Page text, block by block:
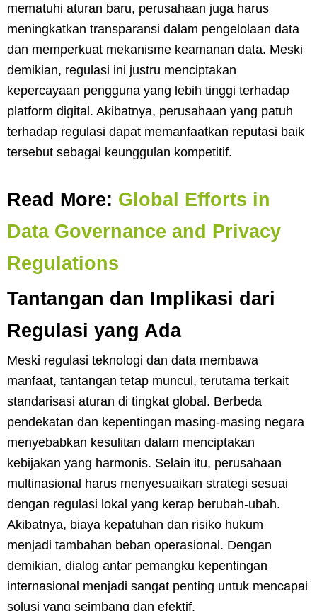
mematuhi aturan baru, perusahaan juga harus
meningkatkan transparansi dalam pengelolaan data
dan memperkuat mekanisme keamanan data. Meski
demikian, regulasi ini justru menciptakan
kepercayaan pengguna yang lebih tinggi terhadap
platform digital. Akibatnya, perusahaan yang patuh
terhadap regulasi dapat memanfaatkan reputasi baik
tersebut sebagai keunggulan kompetitif.
Read More: Global Efforts in
Data Governance and Privacy
Regulations
Tantangan dan Implikasi dari
Regulasi yang Ada
Meski regulasi teknologi dan data membawa
manfaat, tantangan tetap muncul, terutama terkait
standarisasi aturan di tingkat global. Berbeda
pendekatan dan kepentingan masing-masing negara
menyebabkan kesulitan dalam menciptakan
kebijakan yang harmonis. Selain itu, perusahaan
multinasional harus menyesuaikan strategi sesuai
dengan regulasi lokal yang kerap berubah-ubah.
Akibatnya, biaya kepatuhan dan risiko hukum
menjadi tambahan beban operasional. Dengan
demikian, dialog antar pemangku kepentingan
internasional menjadi sangat penting untuk mencapai
solusi yang seimbang dan efektif.